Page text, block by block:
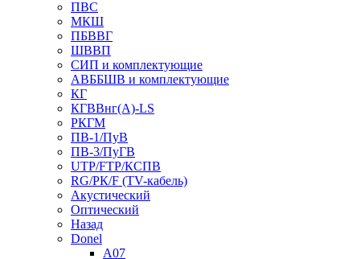
ПВС
МКШ
ПБВВГ
ШВВП
СИП и комплектующие
АВББШВ и комплектующие
КГ
КГВВнг(А)-LS
РКГМ
ПВ-1/ПуВ
ПВ-3/ПуГВ
UTP/FTP/КСПВ
RG/РК/F (TV-кабель)
Акустический
Оптический
Назад
Donel
A07